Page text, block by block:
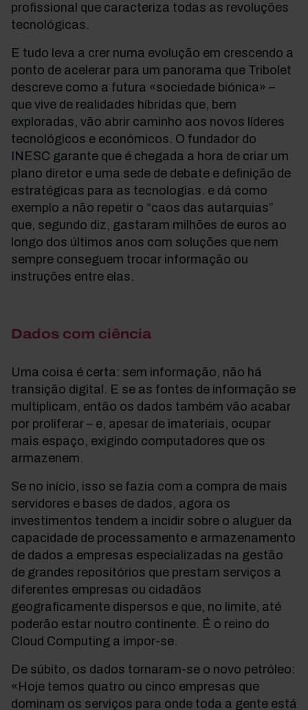
profissional que caracteriza todas as revoluções
tecnológicas.
E tudo leva a crer numa evolução em crescendo a
ponto de acelerar para um panorama que Tribolet
descreve como a futura «sociedade biónica» –
que vive de realidades híbridas que, bem
exploradas, vão abrir caminho aos novos líderes
tecnológicos e económicos. O fundador do
INESC garante que é chegada a hora de criar um
plano diretor e uma sede de debate e definição de
estratégicas para as tecnologias. e dá como
exemplo a não repetir o “caos das autarquias”
que, segundo diz, gastaram milhões de euros ao
longo dos últimos anos com soluções que nem
sempre conseguem trocar informação ou
instruções entre elas.
Dados com ciência
Uma coisa é certa: sem informação, não há
transição digital. E se as fontes de informação se
multiplicam, então os dados também vão acabar
por proliferar – e, apesar de imateriais, ocupar
mais espaço, exigindo computadores que os
armazenem.
Se no início, isso se fazia com a compra de mais
servidores e bases de dados, agora os
investimentos tendem a incidir sobre o aluguer da
capacidade de processamento e armazenamento
de dados a empresas especializadas na gestão
de grandes repositórios que prestam serviços a
diferentes empresas ou cidadãos
geograficamente dispersos e que, no limite, até
poderão estar noutro continente. É o reino do
Cloud Computing a impor-se.
De súbito, os dados tornaram-se o novo petróleo:
«Hoje temos quatro ou cinco empresas que
dominam os serviços para onde toda a gente está